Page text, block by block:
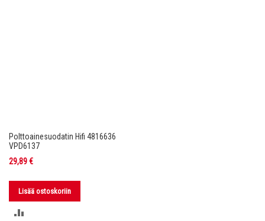
Polttoainesuodatin Hifi 4816636
VPD6137
29,89 €
Lisää ostoskoriin